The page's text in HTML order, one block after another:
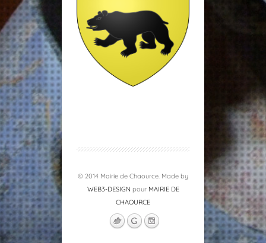
© 2014 Mairie de Chaource. Made by
WEB3-DESIGN pour MAIRIE DE
CHAOURCE